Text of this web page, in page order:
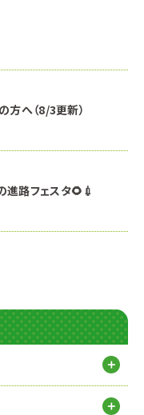
方へ（8/3更新）
路フェスタ🌻💉